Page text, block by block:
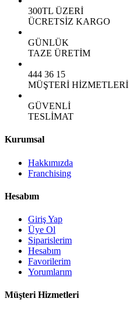
300TL ÜZERİ
ÜCRETSİZ KARGO
GÜNLÜK
TAZE ÜRETİM
444 36 15
MÜŞTERİ HİZMETLERİ
GÜVENLİ
TESLİMAT
Kurumsal
Hakkımızda
Franchising
Hesabım
Giriş Yap
Üye Ol
Siparislerim
Hesabım
Favorilerim
Yorumlarım
Müşteri Hizmetleri